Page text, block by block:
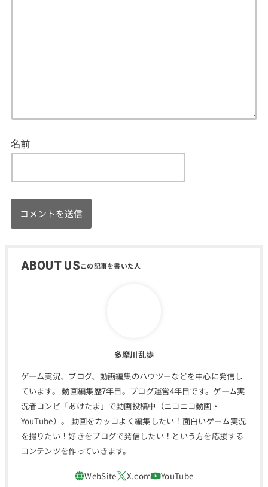
名前
ABOUT US
多摩川乱歩
ゲーム実況、ブログ、動画編集のハウツーなどを中心に発信し
ています。 動画編集歴7年目。ブログ運営4年目です。ゲーム実
況者コンビ「あけたま」で動画投稿中（ニコニコ動画・
YouTube）。 動画をカッコよく編集したい！面白いゲーム実況
を撮りたい！好きをブログで発信したい！という方を応援する
コンテンツを作っていきます。